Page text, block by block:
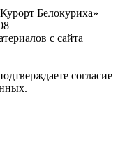
Белокуриха»
с сайта
согласие